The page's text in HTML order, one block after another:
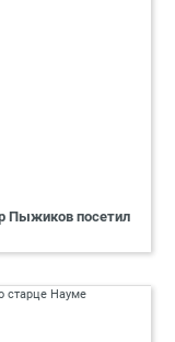
Пыжиков посетил